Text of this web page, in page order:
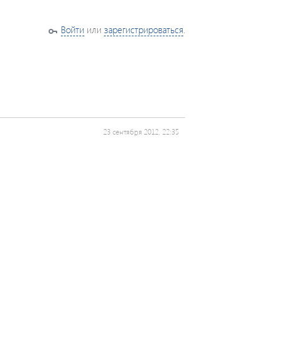
Войти или зарегистрироваться.
23 сентября 2012, 22:35